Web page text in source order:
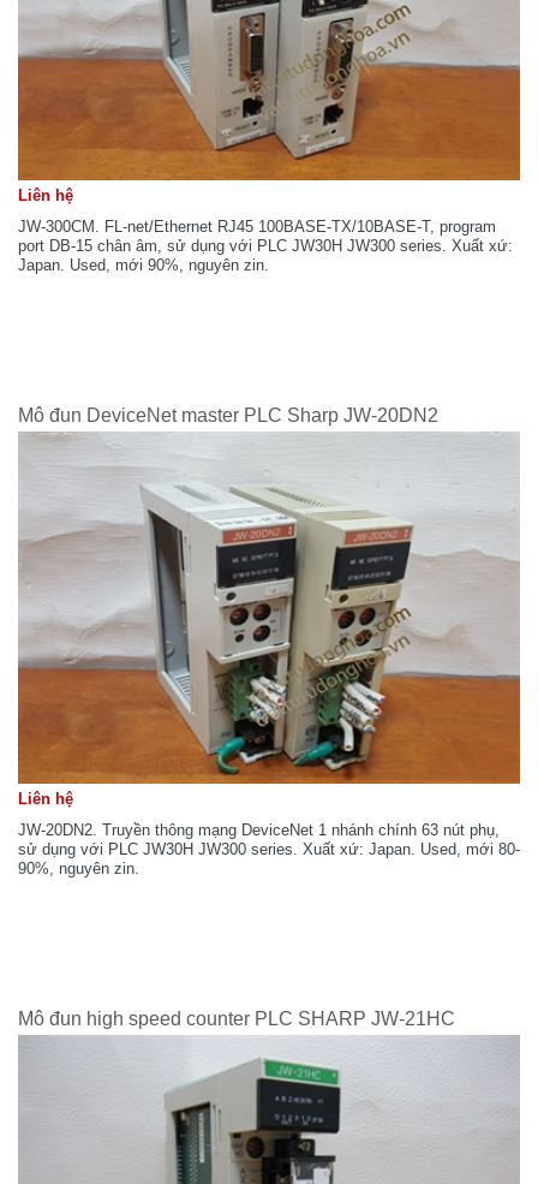
Liên hệ
JW-300CM. FL-net/Ethernet RJ45 100BASE-TX/10BASE-T, program
port DB-15 chân âm, sử dụng với PLC JW30H JW300 series. Xuất xứ:
Japan. Used, mới 90%, nguyên zin.
Mô đun DeviceNet master PLC Sharp JW-20DN2
Liên hệ
JW-20DN2. Truyền thông mạng DeviceNet 1 nhánh chính 63 nút phụ,
sử dụng với PLC JW30H JW300 series. Xuất xứ: Japan. Used, mới 80-
90%, nguyên zin.
Mô đun high speed counter PLC SHARP JW-21HC